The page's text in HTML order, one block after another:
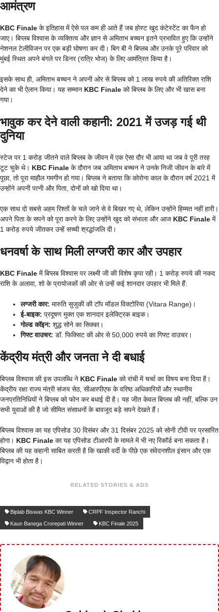
आमंत्रण
KBC Finale के इतिहास में ऐसे पल कम ही आते हैं जब होस्ट खुद कंटेस्टेंट का फैन हो
जाए। बिप्लब विश्वास के व्यक्तित्व और ज्ञान से अमिताभ बच्चन इतने प्रभावित हुए कि उन्होंने
नेशनल टेलीविजन पर एक बड़ी घोषणा कर दी। बिग बी ने बिप्लब और उनके पूरे परिवार को
मुंबई स्थित अपने बंगले पर डिनर (रात्रि भोज) के लिए आमंत्रित किया है।
इसके साथ ही, अमिताभ बच्चन ने अपनी ओर से बिप्लब को 1 लाख रुपये की अतिरिक्त राशि
देने का भी ऐलान किया। यह सम्मान KBC Finale को बिप्लब के लिए और भी खास बना
गया।
भावुक कर देने वाली कहानी: 2021 में उजड़ गई थी
दुनिया
स्टेज पर 1 करोड़ जीतने वाले बिप्लब के जीवन में एक ऐसा दौर भी आया था जब वे पूरी तरह
टूट चुके थे। KBC Finale के दौरान जब अमिताभ बच्चन ने उनके निजी जीवन के बारे में
पूछा, तो पूरा माहौल गमगीन हो गया। बिप्लब ने बताया कि कोरोना काल के दौरान वर्ष 2021 में
उन्होंने अपनी पत्नी और पिता, दोनों को खो दिया था।
एक साथ दो सबसे अहम रिश्तों के चले जाने से वे बिखर गए थे, लेकिन उन्होंने हिम्मत नहीं हारी।
अपने पिता के सपने को पूरा करने के लिए उन्होंने खुद को संभाला और आज KBC Finale में
1 करोड़ रुपये जीतकर उन्हें सच्ची श्रद्धांजलि दी।
धनवर्षा के साथ मिली लग्जरी कार और उपहार
KBC Finale में बिप्लब विश्वास पर लक्ष्मी जी की विशेष कृपा रही। 1 करोड़ रुपये की नकद
राशि के अलावा, शो के प्रायोजकों की ओर से उन्हें कई शानदार उपहार भी मिले हैं:
लग्जरी कार: मारुति सुजुकी की टॉप मॉडल विक्टोरिया (Vitara Range)।
ई-बाइक: प्रदूषण मुक्त एक शानदार इलेक्ट्रिक बाइक।
गोल्ड कॉइन: शुद्ध सोने का सिक्का।
गिफ्ट वाउचर: डॉ. फिक्सिट की ओर से 50,000 रुपये का गिफ्ट वाउचर।
केंद्रीय मंत्री और जनता ने दी बधाई
बिप्लब विश्वास की इस उपलब्धि ने KBC Finale को रांची में चर्चा का विषय बना दिया है।
केंद्रीय रक्षा राज्य मंत्री संजय सेठ, सीआरपीएफ के वरिष्ठ अधिकारियों और स्थानीय
जनप्रतिनिधियों ने बिप्लब को फोन कर बधाई दी है। यह जीत केवल बिप्लब की नहीं, बल्कि उन
सभी युवाओं की है जो सीमित संसाधनों के बावजूद बड़े सपने देखते हैं।
बिप्लब विश्वास का यह एपिसोड 30 दिसंबर और 31 दिसंबर 2025 को सोनी टीवी पर प्रसारित
होगा। KBC Finale का यह एपिसोड टीआरपी के मामले में भी नए रिकॉर्ड बना सकता है।
बिप्लब की यह कहानी साबित करती है कि खाकी वर्दी के पीछे एक संवेदनशील इंसान और एक
विद्वान भी होता है।
RELATED STORIES & ADS
Biplab Biswas KBC Winner
CRPF Inspector Ranchi
Kaun Banega Crorepati Winner
KBC Finale 2025